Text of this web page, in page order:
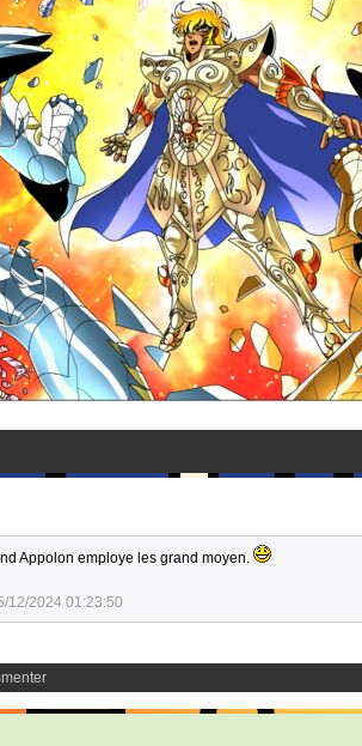
Appolon employe les grand moyen.
12/2024 01:23:50